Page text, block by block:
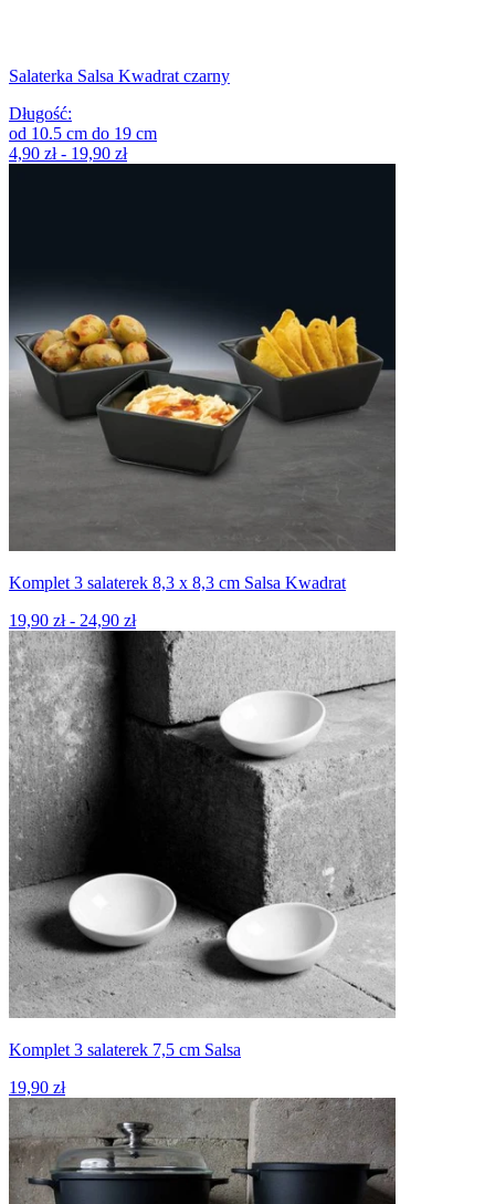
Salaterka Salsa Kwadrat czarny
Długość:
od 10.5 cm do 19 cm
4,90 zł - 19,90 zł
Komplet 3 salaterek 8,3 x 8,3 cm Salsa Kwadrat
19,90 zł - 24,90 zł
Komplet 3 salaterek 7,5 cm Salsa
19,90 zł